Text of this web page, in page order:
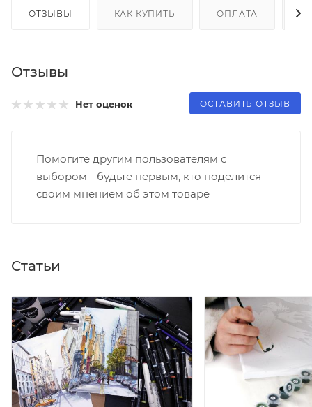
ОТЗЫВЫ КАК КУПИТЬ ОПЛАТА
Отзывы
Нет оценок ОСТАВИТЬ ОТЗЫВ
Помогите другим пользователям с
выбором - будьте первым, кто поделится
своим мнением об этом товаре
Статьи